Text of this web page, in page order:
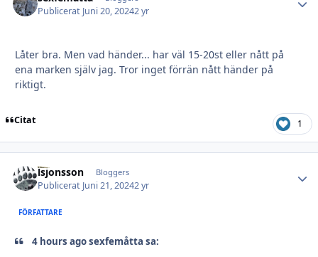
Publicerat Juni 20, 20242 yr
Låter bra. Men vad händer... har väl 15-20st eller nått på
ena marken själv jag. Tror inget förrän nått händer på
riktigt.
Citat 1
lsjonsson Bloggers
Publicerat Juni 21, 20242 yr
FÖRFATTARE
4 hours ago sexfemåtta sa: